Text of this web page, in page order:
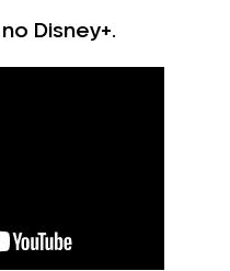
Disney+.